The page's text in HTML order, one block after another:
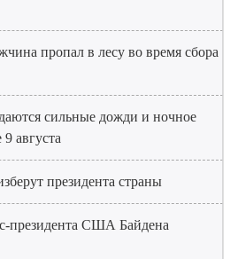
пропал в лесу во время сбора
сильные дожди и ночное
августа
президента страны
президента США Байдена